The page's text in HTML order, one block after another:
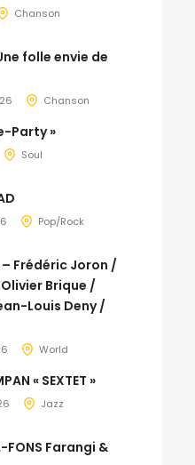
Chanson
folle envie de
Chanson
Party »
Soul
Pop/Rock
– Frédéric Joron /
Brique /
Louis Deny /
World
« SEXTET »
Jazz
FONS Farangi &